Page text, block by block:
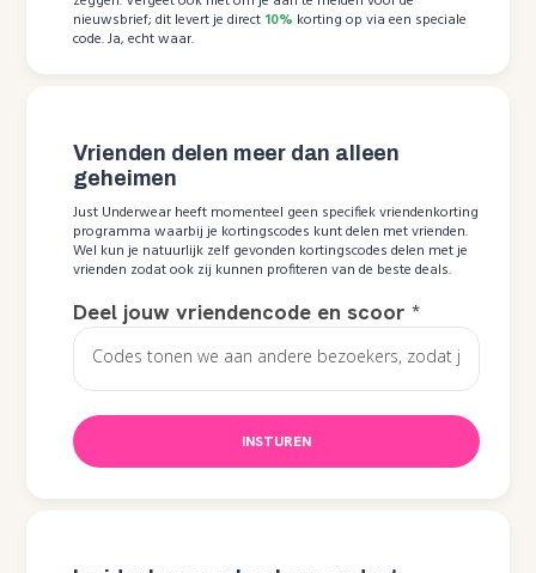
nieuwsbrief; dit levert je direct 10% korting op via een speciale
code. Ja, echt waar.
Vrienden delen meer dan alleen
geheimen
Just Underwear heeft momenteel geen specifiek vriendenkorting
programma waarbij je kortingscodes kunt delen met vrienden.
Wel kun je natuurlijk zelf gevonden kortingscodes delen met je
vrienden zodat ook zij kunnen profiteren van de beste deals.
Deel jouw vriendencode en scoor*
INSTUREN